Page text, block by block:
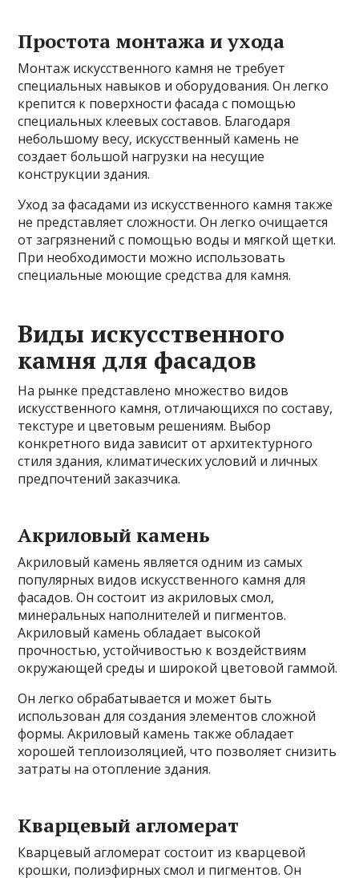
Простота монтажа и ухода
Монтаж искусственного камня не требует
специальных навыков и оборудования. Он легко
крепится к поверхности фасада с помощью
специальных клеевых составов. Благодаря
небольшому весу, искусственный камень не
создает большой нагрузки на несущие
конструкции здания.
Уход за фасадами из искусственного камня также
не представляет сложности. Он легко очищается
от загрязнений с помощью воды и мягкой щетки.
При необходимости можно использовать
специальные моющие средства для камня.
Виды искусственного
камня для фасадов
На рынке представлено множество видов
искусственного камня, отличающихся по составу,
текстуре и цветовым решениям. Выбор
конкретного вида зависит от архитектурного
стиля здания, климатических условий и личных
предпочтений заказчика.
Акриловый камень
Акриловый камень является одним из самых
популярных видов искусственного камня для
фасадов. Он состоит из акриловых смол,
минеральных наполнителей и пигментов.
Акриловый камень обладает высокой
прочностью, устойчивостью к воздействиям
окружающей среды и широкой цветовой гаммой.
Он легко обрабатывается и может быть
использован для создания элементов сложной
формы. Акриловый камень также обладает
хорошей теплоизоляцией, что позволяет снизить
затраты на отопление здания.
Кварцевый агломерат
Кварцевый агломерат состоит из кварцевой
крошки, полиэфирных смол и пигментов. Он